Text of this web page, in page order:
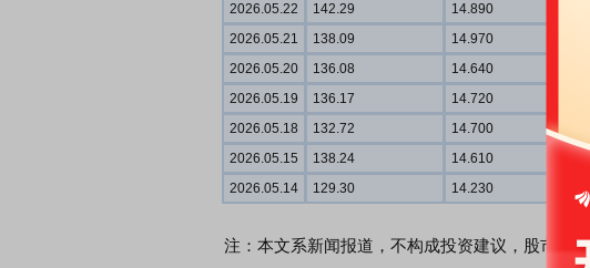
2026.05.22
142.29 14.890
2026.05.21
138.09 14.970
2026.05.20
136.08 14.640
2026.05.19
136.17 14.720
2026.05.18
132.72 14.700
2026.05.15
138.24 14.610
2026.05.14
129.30 14.230
注：本文系新闻报道，不构成投资建议，股市有风